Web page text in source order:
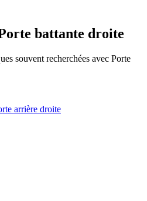
battante droite
souvent recherchées avec Porte
arrière droite